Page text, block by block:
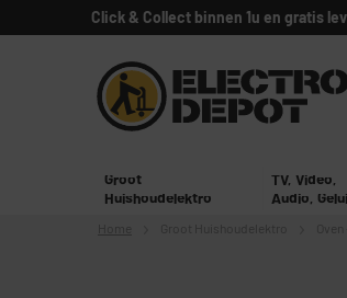
Click & Collect binnen 1u en gratis
Groot
Huishoudelektro
TV, Video,
Audio,